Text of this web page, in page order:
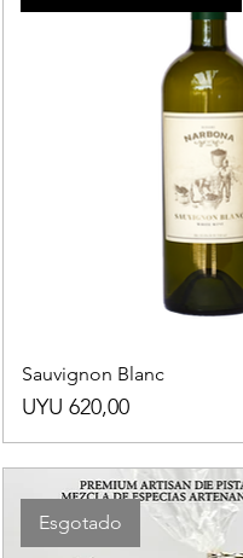
Sauvignon Blanc
Preço
UYU 620,00
Esgotado